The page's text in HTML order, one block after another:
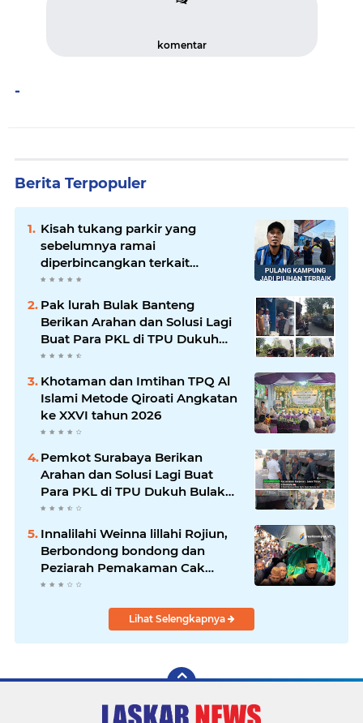
komentar
-
Berita Terpopuler
Kisah tukang parkir yang
sebelumnya ramai
diperbincangkan terkait
persoalan parkir gratis di
sebuah minimarket di Bekasi
kini memasuki babak baru.
Pak lurah Bulak Banteng
Berikan Arahan dan Solusi Lagi
Buat Para PKL di TPU Dukuh
Bulak Banteng Surabaya
Khotaman dan Imtihan TPQ Al
Islami Metode Qiroati Angkatan
ke XXVI tahun 2026
Pemkot Surabaya Berikan
Arahan dan Solusi Lagi Buat
Para PKL di TPU Dukuh Bulak
Banteng Surabaya
Innalilahi Weinna lillahi Rojiun,
Berbondong bondong dan
Peziarah Pemakaman Cak
Soleh.
Lihat Selengkapnya